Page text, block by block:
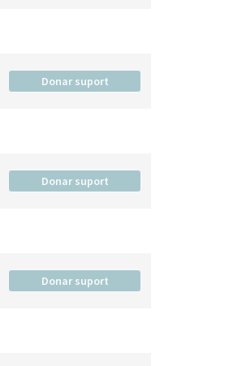
Donar suport
Donar suport
Donar suport